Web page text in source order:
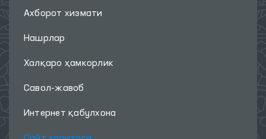
Ахборот хизмати
Нашрлар
Халқаро ҳамкорлик
Савол-жавоб
Интернет қабулхона